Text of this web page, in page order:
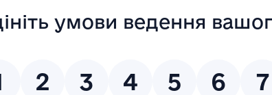
Мала приватизація
об`єкти незавершеного будівництва (будівлі,
передавальні пристрої, які не введені в експлуатацію),